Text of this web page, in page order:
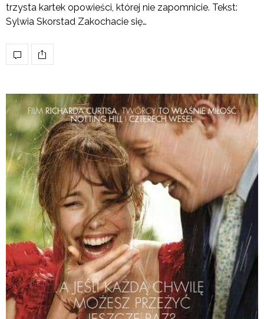
trzysta kartek opowieści, której nie zapomnicie. Tekst:
Sylwia Skorstad Zakochacie się…